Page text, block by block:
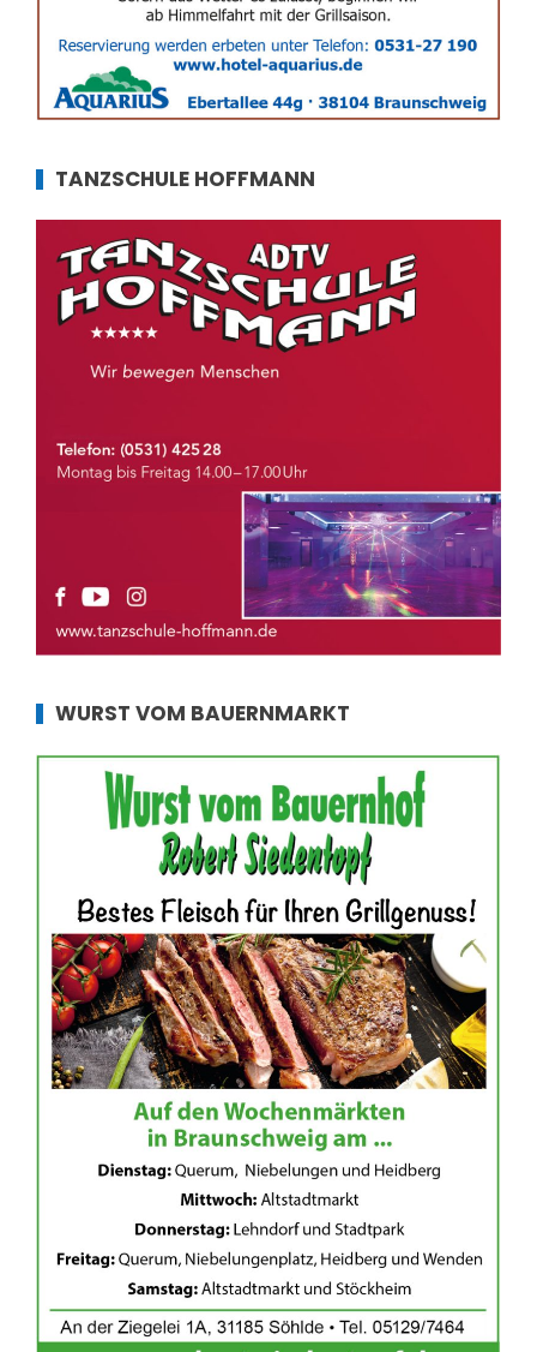
TANZSCHULE HOFFMANN
WURST VOM BAUERNMARKT